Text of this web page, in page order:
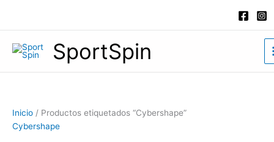
contenido
SportSpin
Inicio / Productos etiquetados “Cybershape”
Cybershape